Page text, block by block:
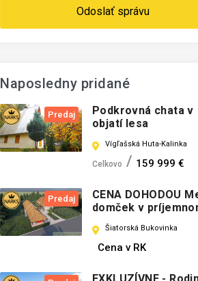
Odoslať správu
Naposledny pridané
Predaj
Podkrovná chata v
objatí lesa
Vígľašská Huta-Kalinka
Celkovo 159 999 €
Predaj
CENA DOHODOU
domček v
prostredí obce
Šiatorská Bukovinka
Šiatorská Bukovinka
Cena v RK